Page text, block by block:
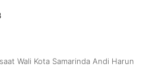
Wali Kota Samarinda Andi Harun